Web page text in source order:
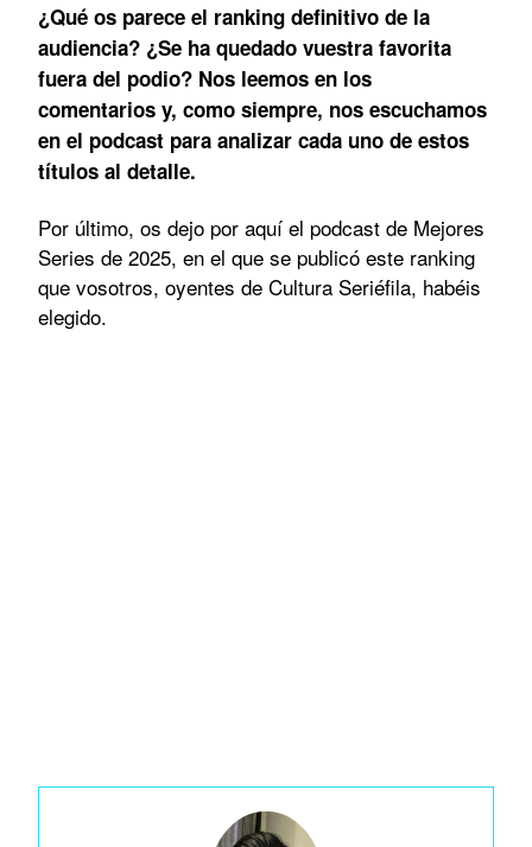
¿Qué os parece el ranking definitivo de la
audiencia? ¿Se ha quedado vuestra favorita
fuera del podio? Nos leemos en los
comentarios y, como siempre, nos escuchamos
en el podcast para analizar cada uno de estos
títulos al detalle.
Por último, os dejo por aquí el podcast de Mejores
Series de 2025, en el que se publicó este ranking
que vosotros, oyentes de Cultura Seriéfila, habéis
elegido.